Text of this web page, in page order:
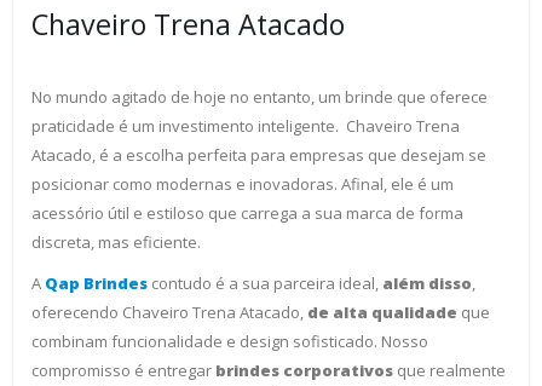
Chaveiro Trena Atacado
No mundo agitado de hoje no entanto, um brinde que oferece
praticidade é um investimento inteligente. Chaveiro Trena
Atacado, é a escolha perfeita para empresas que desejam se
posicionar como modernas e inovadoras. Afinal, ele é um
acessório útil e estiloso que carrega a sua marca de forma
discreta, mas eficiente.
A Qap Brindes contudo é a sua parceira ideal, além disso
oferecendo Chaveiro Trena Atacado, de alta qualidade que
combinam funcionalidade e design sofisticado. Nosso
compromisso é entregar brindes corporativos que realmente